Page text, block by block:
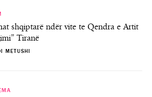
shqiptarë ndër vite te Qendra e Artit
Tiranë
METUSHI